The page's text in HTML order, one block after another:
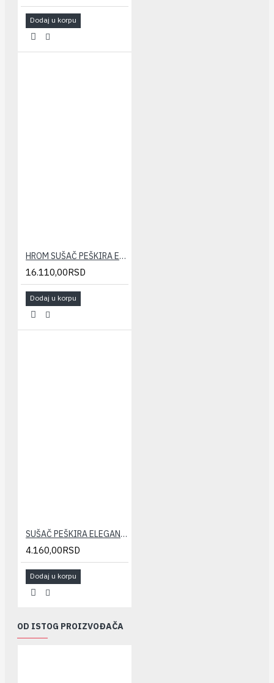
Dodaj u korpu
HROM SUŠAČ PEŠKIRA ELEGANT 600x1600(zaobljeni)
16.110,00RSD
Dodaj u korpu
SUŠAČ PEŠKIRA ELEGANT CEVASTI 400/1000
4.160,00RSD
Dodaj u korpu
OD ISTOG PROIZVOĐAČA